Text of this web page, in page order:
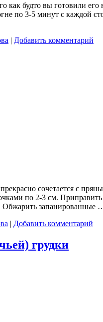
как будто вы готовили
по 3-5 минут с каждой
| Добавить комментарий
сочетается с
по 2-3 см.
Обжарить запанированные
| Добавить комментарий
грудки